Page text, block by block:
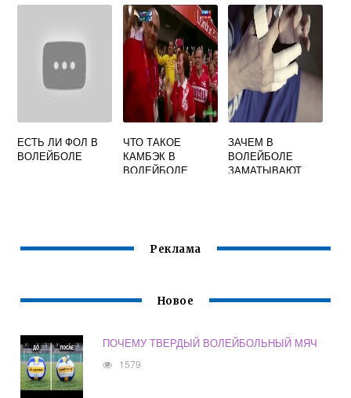
ЕСТЬ ЛИ ФОЛ В
ВОЛЕЙБОЛЕ
ЧТО ТАКОЕ
КАМБЭК В
ВОЛЕЙБОЛЕ
ЗАЧЕМ В
ВОЛЕЙБОЛЕ
ЗАМАТЫВАЮТ
Реклама
Новое
ПОЧЕМУ ТВЕРДЫЙ ВОЛЕЙБОЛЬНЫЙ МЯЧ
1579